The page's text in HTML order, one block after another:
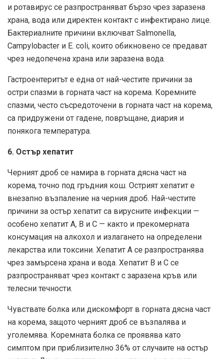
и ротавирус се разпространяват бързо чрез заразена
храна, вода или директен контакт с инфектирано лице.
Бактериалните причини включват Salmonella,
Campylobacter и E. coli, които обикновено се предават
чрез недопечена храна или заразена вода.
Гастроентеритът е една от най-честите причини за
остри спазми в горната част на корема. Коремните
спазми, често съсредоточени в горната част на корема,
са придружени от гадене, повръщане, диария и
понякога температура.
6. Остър хепатит
Черният дроб се намира в горната дясна част на
корема, точно под гръдния кош. Острият хепатит е
внезапно възпаление на черния дроб. Най-честите
причини за остър хепатит са вирусните инфекции —
особено хепатит А, В и С — както и прекомерната
консумация на алкохол и излагането на определени
лекарства или токсини. Хепатит А се разпространява
чрез замърсена храна и вода. Хепатит В и С се
разпространяват чрез контакт с заразена кръв или
телесни течности.
Чувствате болка или дискомфорт в горната дясна част
на корема, защото черният дроб се възпалява и
уголемява. Коремната болка се проявява като
симптом при приблизително 36% от случаите на остър